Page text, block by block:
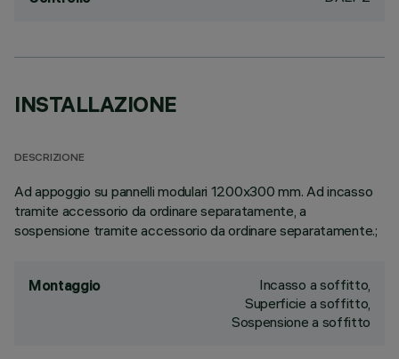
INSTALLAZIONE
DESCRIZIONE
Ad appoggio su pannelli modulari 1200x300 mm. Ad incasso
tramite accessorio da ordinare separatamente, a
sospensione tramite accessorio da ordinare separatamente.;
Montaggio
Incasso a soffitto,
Superficie a soffitto,
Sospensione a soffitto